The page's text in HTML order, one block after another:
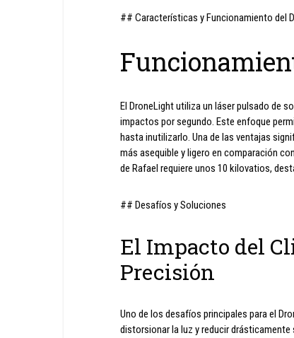
## Características y Funcionamiento del
El DroneLight utiliza un láser pulsado de
impactos por segundo. Este enfoque
hasta inutilizarlo. Una de las ventajas
más asequible y ligero en comparación
de Rafael requiere unos 10 kilovatios,
## Desafíos y Soluciones
El Impacto del
Precisión
Uno de los desafíos principales para el
distorsionar la luz y reducir drásticamente